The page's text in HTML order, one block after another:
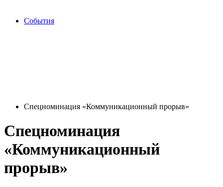
События
Спецноминация «Коммуникационный прорыв»
Спецноминация
«Коммуникационный
прорыв»